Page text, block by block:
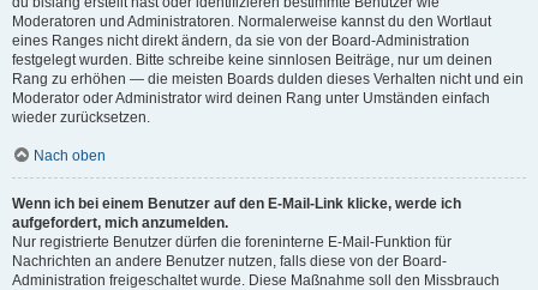
Moderatoren und Administratoren. Normalerweise kannst du den Wortlaut
eines Ranges nicht direkt ändern, da sie von der Board-Administration
festgelegt wurden. Bitte schreibe keine sinnlosen Beiträge, nur um deinen
Rang zu erhöhen — die meisten Boards dulden dieses Verhalten nicht und ein
Moderator oder Administrator wird deinen Rang unter Umständen einfach
wieder zurücksetzen.
Nach oben
Wenn ich bei einem Benutzer auf den E-Mail-Link klicke, werde ich
aufgefordert, mich anzumelden.
Nur registrierte Benutzer dürfen die foreninterne E-Mail-Funktion für
Nachrichten an andere Benutzer nutzen, falls diese von der Board-
Administration freigeschaltet wurde. Diese Maßnahme soll den Missbrauch